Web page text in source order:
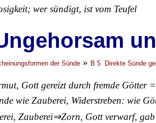
wer sündigt, ist vom Teufel
der Sünde » B 5 Direkte Sünde
Gott gereizt durch fremde Götter
wie Zauberei, Widerstreben: wie
Zauberei⇒Zorn, Gott verwarf,